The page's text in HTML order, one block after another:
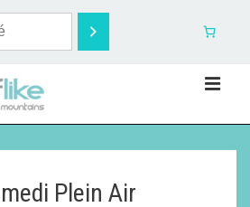
Plein Air